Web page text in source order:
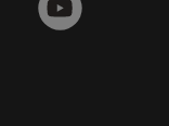
youtube